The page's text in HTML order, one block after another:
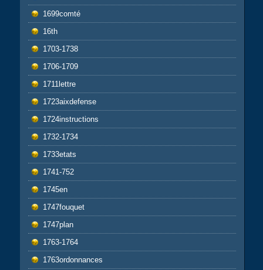
1699comté
16th
1703-1738
1706-1709
1711lettre
1723aixdefense
1724instructions
1732-1734
1733etats
1741-752
1745en
1747fouquet
1747plan
1763-1764
1763ordonnances